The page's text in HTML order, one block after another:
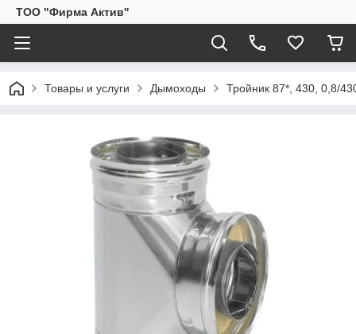
ТОО "Фирма Актив"
Товары и услуги Дымоходы Тройник 87*, 430, 0,8/